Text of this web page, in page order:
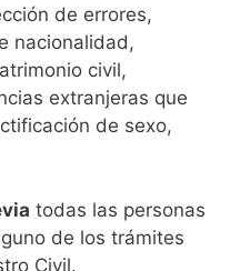
de errores,
nacionalidad,
civil,
extranjeras que
de sexo,
todas las personas
de los trámites
Civil.​